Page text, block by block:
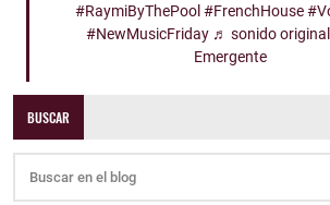
#RaymiByThePool #FrenchHouse
#NewMusicFriday ♬ sonido original
Emergente
BUSCAR